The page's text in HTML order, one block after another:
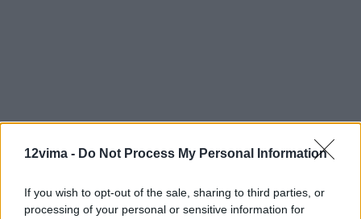
12vima - Do Not Process My Personal Information
If you wish to opt-out of the sale, sharing to third parties, or
processing of your personal or sensitive information for